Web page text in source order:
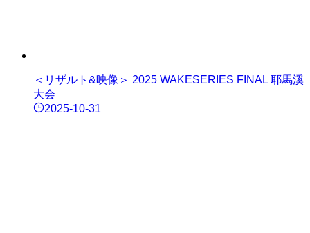
＜リザルト&映像＞ 2025 WAKESERIES FINAL 耶馬溪
大会
2025-10-31